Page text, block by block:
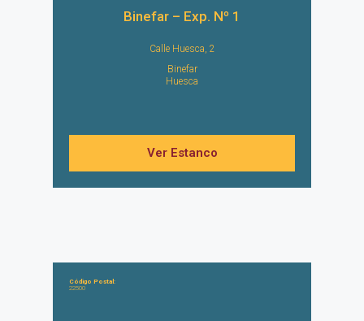
Binefar – Exp. Nº 1
Calle Huesca, 2
Binefar
Huesca
Ver Estanco
Código Postal:
22500